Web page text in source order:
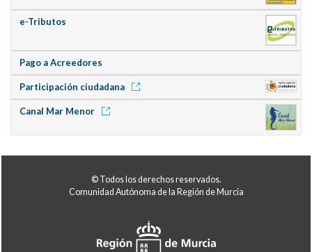
e-Tributos
Pago a Acreedores
Participación ciudadana
Canal Mar Menor
© Todos los derechos reservados.
Comunidad Autónoma de la Región de Murcia